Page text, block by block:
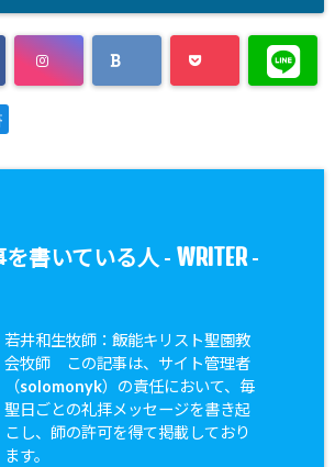
を書いている人 - WRITER-
若井和生牧師：飯能キリスト聖園教
会牧師 この記事は、サイト管理者
（solomonyk）の責任において、毎
聖日ごとの礼拝メッセージを書き起
こし、師の許可を得て掲載しており
ます。